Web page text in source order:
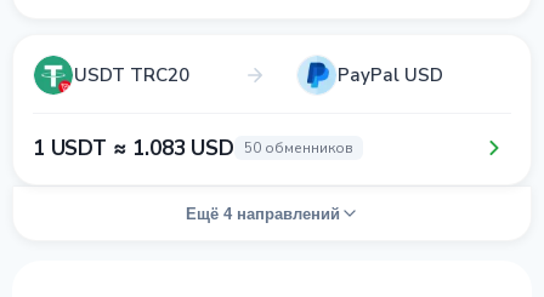
USDT TRC20 PayPal USD
1 USDT ≈ 1.083 USD 50 обменников
Ещё 4 направлений